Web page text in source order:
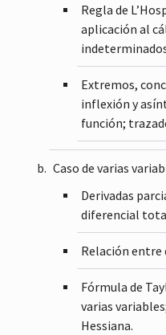
Regla de
aplicación al
Extremos,
inflexión y
función;
Caso de varias
Derivadas
diferencial
Relación entre
Fórmula de
varias
Hessiana.